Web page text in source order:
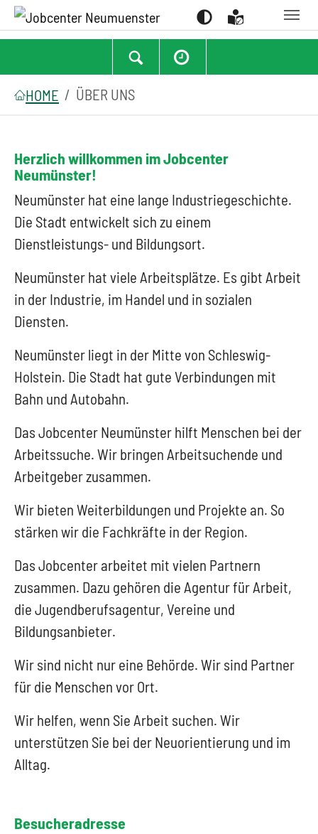
Zum Hauptinhalt springen
Zum Seitenfooter springen
Suchen
Sie sind hier:
HOME ÜBER UNS
Herzlich willkommen im Jobcenter
Neumünster!
Neumünster hat eine lange Industriegeschichte.
Die Stadt entwickelt sich zu einem
Dienstleistungs- und Bildungsort.
Neumünster hat viele Arbeitsplätze. Es gibt Arbeit
in der Industrie, im Handel und in sozialen
Diensten.
Neumünster liegt in der Mitte von Schleswig-
Holstein. Die Stadt hat gute Verbindungen mit
Bahn und Autobahn.
Das Jobcenter Neumünster hilft Menschen bei der
Arbeitssuche. Wir bringen Arbeitsuchende und
Arbeitgeber zusammen.
Wir bieten Weiterbildungen und Projekte an. So
stärken wir die Fachkräfte in der Region.
Das Jobcenter arbeitet mit vielen Partnern
zusammen. Dazu gehören die Agentur für Arbeit,
die Jugendberufsagentur, Vereine und
Bildungsanbieter.
Wir sind nicht nur eine Behörde. Wir sind Partner
für die Menschen vor Ort.
Wir helfen, wenn Sie Arbeit suchen. Wir
unterstützen Sie bei der Neuorientierung und im
Alltag.
Besucheradresse